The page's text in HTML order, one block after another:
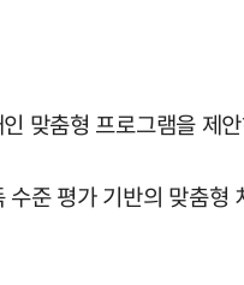
맞춤형 프로그램을 제
준 평가 기반의 맞춤